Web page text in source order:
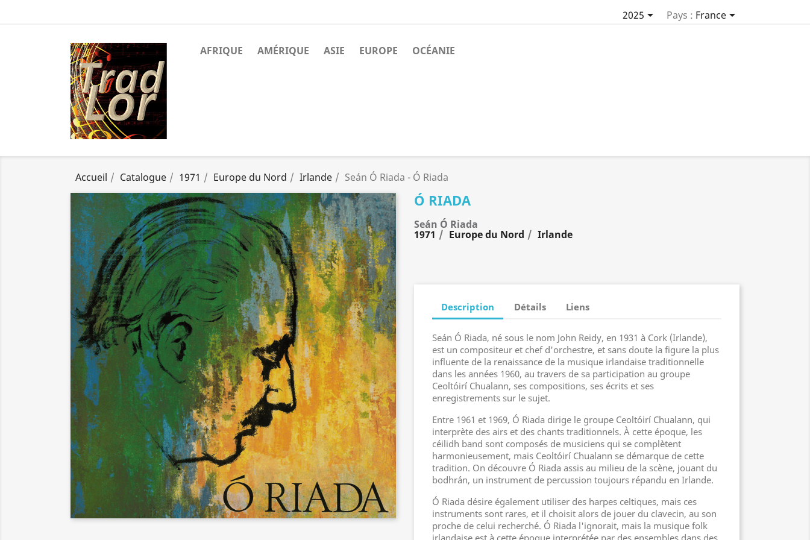
2025 Pays : France
AFRIQUE AMÉRIQUE ASIE EUROPE OCÉANIE
Accueil Catalogue 1971 Europe du Nord Irlande Seán Ó Riada - Ó Riada
Ó RIADA
Seán Ó Riada
1971 Europe du Nord Irlande
Description Détails Liens
Seán Ó Riada, né sous le nom John Reidy, en 1931 à Cork (Irlande),
est un compositeur et chef d'orchestre, et sans doute la figure la plus
influente de la renaissance de la musique irlandaise traditionnelle
dans les années 1960, au travers de sa participation au groupe
Ceoltóirí Chualann, ses compositions, ses écrits et ses
enregistrements sur le sujet.
Entre 1961 et 1969, Ó Riada dirige le groupe Ceoltóirí Chualann, qui
interprète des airs et des chants traditionnels. À cette époque, les
céilidh band sont composés de musiciens qui se complètent
harmonieusement, mais Ceoltóirí Chualann se démarque de cette
tradition. On découvre Ó Riada assis au milieu de la scène, jouant du
bodhrán, un instrument de percussion toujours répandu en Irlande.
Ó Riada désire également utiliser des harpes celtiques, mais ces
instruments sont rares, et il choisit alors de jouer du clavecin, au son
proche de celui recherché. Ó Riada l'ignorait, mais la musique folk
irlandaise est à cette époque interprétée par des ensembles dans des